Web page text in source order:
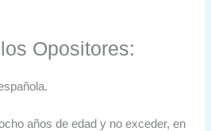
Opositores:
años de edad y no exceder, en